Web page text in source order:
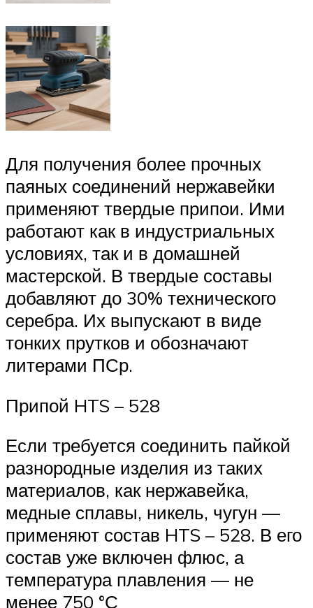
Для получения более прочных
паяных соединений нержавейки
применяют твердые припои. Ими
работают как в индустриальных
условиях, так и в домашней
мастерской. В твердые составы
добавляют до 30% технического
серебра. Их выпускают в виде
тонких прутков и обозначают
литерами ПСр.
Припой HTS – 528
Если требуется соединить пайкой
разнородные изделия из таких
материалов, как нержавейка,
медные сплавы, никель, чугун —
применяют состав HTS – 528. В его
состав уже включен флюс, а
температура плавления — не
менее 750 °С